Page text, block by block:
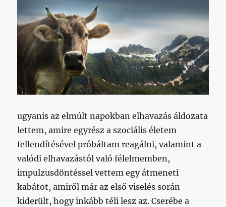
ugyanis az elmúlt napokban elhavazás áldozata
lettem, amire egyrész a szociális életem
fellendítésével próbáltam reagálni, valamint a
valódi elhavazástól való félelmemben,
impulzusdöntéssel vettem egy átmeneti
kabátot, amiről már az első viselés során
kiderült, hogy inkább téli lesz az. Cserébe a